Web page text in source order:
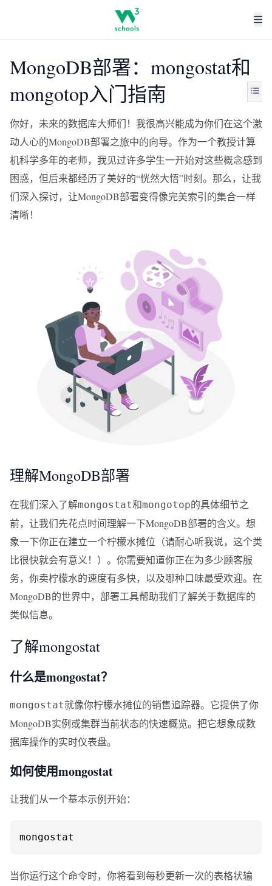
MongoDB部署：mongostat和
mongotop入门指南
你好，未来的数据库大师们！我很高兴能成为你们在这个激
动人心的MongoDB部署之旅中的向导。作为一个教授计算
机科学多年的老师，我见过许多学生一开始对这些概念感到
困惑，但后来都经历了美好的“恍然大悟”时刻。那么，让我
们深入探讨，让MongoDB部署变得像完美索引的集合一样
清晰！
理解MongoDB部署
在我们深入了解mongostat和mongotop的具体细节之
前，让我们先花点时间理解一下MongoDB部署的含义。想
象一下你正在建立一个柠檬水摊位（请耐心听我说，这个类
比很快就会有意义！）。你需要知道你正在为多少顾客服
务，你卖柠檬水的速度有多快，以及哪种口味最受欢迎。在
MongoDB的世界中，部署工具帮助我们了解关于数据库的
类似信息。
了解mongostat
什么是mongostat？
mongostat就像你柠檬水摊位的销售追踪器。它提供了你
MongoDB实例或集群当前状态的快速概览。把它想象成数
据库操作的实时仪表盘。
如何使用mongostat
让我们从一个基本示例开始：
mongostat
当你运行这个命令时，你将看到每秒更新一次的表格状输